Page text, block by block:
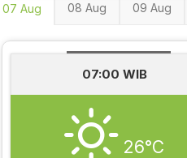
07 Aug 08 Aug 09 Aug
07:00 WIB
26°C